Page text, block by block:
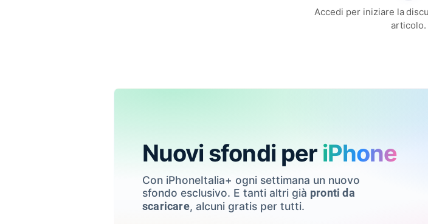
Accedi per iniziare la
articolo.
Nuovi sfondi per iPhone
Con iPhoneItalia+ ogni settimana un nuovo
sfondo esclusivo. E tanti altri già pronti da
scaricare, alcuni gratis per tutti.